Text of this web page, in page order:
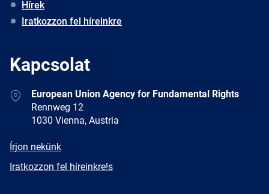
Hírek
Iratkozzon fel híreinkre
Kapcsolat
AddressEuropean Union Agency for Fundamental Rights
Rennweg 12
1030 Vienna, Austria
E-
Írjon nekünk
Newsletter
Iratkozzon fel híreinkre!s